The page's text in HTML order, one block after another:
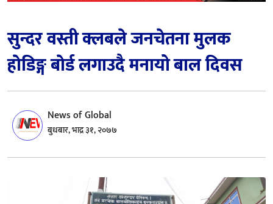
सुन्दर वस्ती क्लबले जनचेतना मुलक
हाेडिङ्ग बाेर्ड लगाउदै मनायो बाल दिवस
News of Global
बुधबार, भाद्र ३१, २०७७